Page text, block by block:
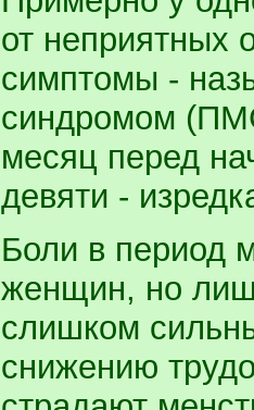
от неприятных
симптомы -
синдромом
месяц перед
девяти -
Боли в период
женщин, но
слишком
снижению